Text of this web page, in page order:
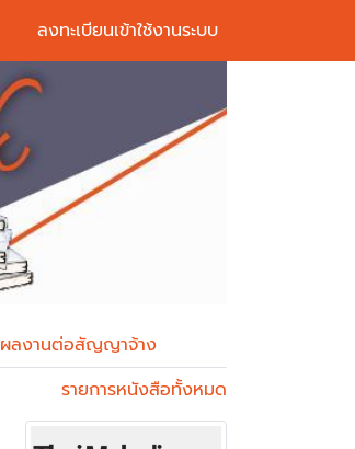
ลงทะเบียนเข้าใช้งานระบบ
ผลงานต่อสัญญาจ้าง
รายการหนังสือทั้งหมด